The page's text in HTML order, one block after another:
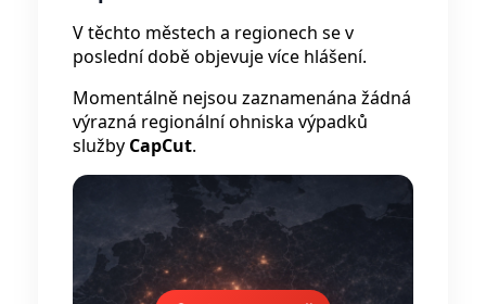
V těchto městech a regionech se v
poslední době objevuje více hlášení.
Momentálně nejsou zaznamenána žádná
výrazná regionální ohniska výpadků
služby CapCut.